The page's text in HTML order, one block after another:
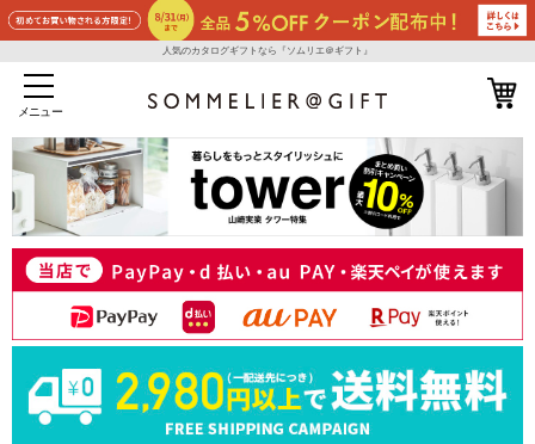
人気のカタログギフトなら『ソムリエ＠ギフト』
メニュー